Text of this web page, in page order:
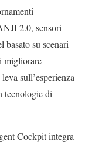
2.0, sensori
su scenari
migliorare
sull’esperienza
tecnologie di
Cockpit integra